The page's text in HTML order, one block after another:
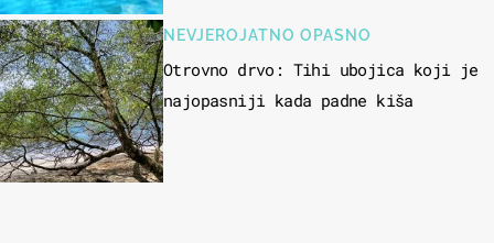
NEVJEROJATNO OPASNO
Otrovno drvo: Tihi ubojica koji je
najopasniji kada padne kiša